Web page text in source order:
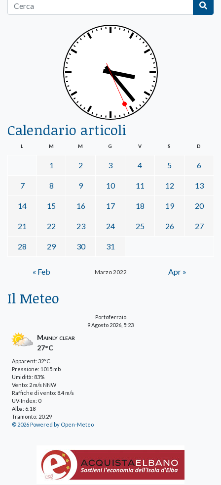
Calendario articoli
Marzo 2022
L M M G V S D
1 2 3 4 5 6
7 8 9 10 11 12 13
14 15 16 17 18 19 20
21 22 23 24 25 26 27
28 29 30 31
« Feb Apr »
Il Meteo
Portoferraio
9 Agosto 2026, 5:23
Mainly clear
27°C
Apparent: 32°C
Pressione: 1015 mb
Umidità: 83%
Vento: 2 m/s NNW
Raffiche di vento: 8.4 m/s
UV-Index: 0
Alba: 6:18
Tramonto: 20:29
© 2026 Powered by Open-Meteo